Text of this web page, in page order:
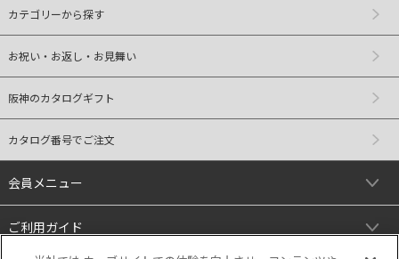
カテゴリーから探す
お祝い・お返し・お見舞い
阪神のカタログギフト
カタログ番号でご注文
会員メニュー
ご利用ガイド